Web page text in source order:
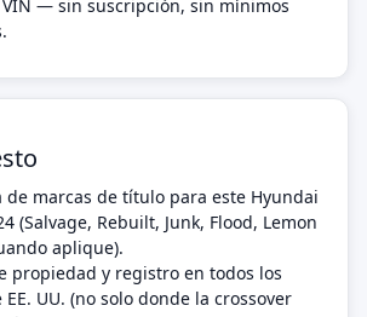
VIN — sin suscripción, sin mínimos
de marcas de título para este Hyundai
(Salvage, Rebuilt, Junk, Flood, Lemon
aplique).
propiedad y registro en todos los
UU. (no solo donde la crossover